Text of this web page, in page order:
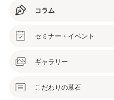
コラム
セミナー・イベント
ギャラリー
こだわりの墓石